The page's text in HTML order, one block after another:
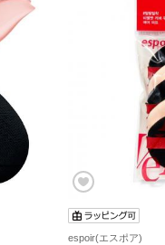
espoir(エスポア)